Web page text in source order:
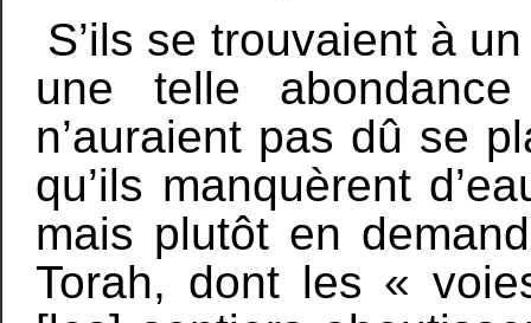
S’ils se trouvaient à
une telle
n’auraient pas dû se
qu’ils manquèrent
mais plutôt en
Torah, dont les «